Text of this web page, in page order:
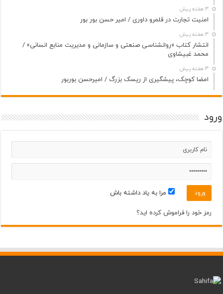
3 هفته پیش
امنیت تجارت در قلمرو داوری / امیر حسن بور بور
3 هفته پیش
انتشار کتاب «روانشناسی صنعتی و سازمانی و مدیریت منابع انسانی» /
محمد غبیشاوی
3 هفته پیش
امضا کوچک، پیشگیری از ریسک بزرگ / امیرحسن بوربور
ورود
مرا به یاد داشته باش
رمز خود را فراموش کرده اید؟